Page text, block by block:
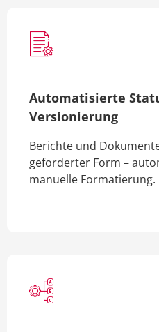
Automatisierte
Versionierung
Berichte und
geforderter Form –
manuelle Formatierung.